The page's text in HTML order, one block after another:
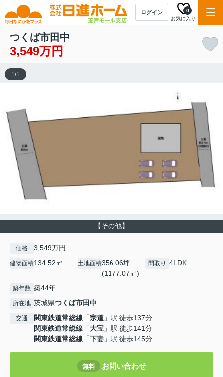
ログイン
お気に入り
0
つくば市田中
3,549万円
【その他】
1/1
価格 3,549万円
建物面積134.52㎡ 土地面積356.06坪
(1177.07㎡)
間取り 4LDK
築年数 築44年
所在地 茨城県つくば市田中
交通 関東鉄道常総線 「宗道 」駅 徒歩137分
関東鉄道常総線 「大宝 」駅 徒歩141分
関東鉄道常総線 「下妻 」駅 徒歩145分
無料 お問い合わせ